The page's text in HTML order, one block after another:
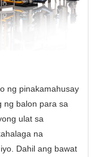
ng pinakamahusay
ng balon para sa
ulat sa
na
Dahil ang bawat